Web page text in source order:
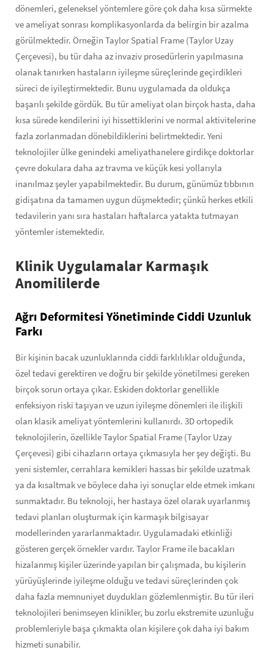
dönemleri, geleneksel yöntemlere göre çok daha kısa sürmekte
ve ameliyat sonrası komplikasyonlarda da belirgin bir azalma
görülmektedir. Örneğin Taylor Spatial Frame (Taylor Uzay
Çerçevesi), bu tür daha az invaziv prosedürlerin yapılmasına
olanak tanırken hastaların iyileşme süreçlerinde geçirdikleri
süreci de iyileştirmektedir. Bunu uygulamada da oldukça
başarılı şekilde gördük. Bu tür ameliyat olan birçok hasta, daha
kısa sürede kendilerini iyi hissettiklerini ve normal aktivitelerine
fazla zorlanmadan dönebildiklerini belirtmektedir. Yeni
teknolojiler ülke genindeki ameliyathanelere girdikçe doktorlar
çevre dokulara daha az travma ve küçük kesi yollarıyla
inanılmaz şeyler yapabilmektedir. Bu durum, günümüz tıbbının
gidişatına da tamamen uygun düşmektedir; çünkü herkes etkili
tedavilerin yanı sıra hastaları haftalarca yatakta tutmayan
yöntemler istemektedir.
Klinik Uygulamalar Karmaşık
Anomililerde
Ağrı Deformitesi Yönetiminde Ciddi Uzunluk
Farkı
Bir kişinin bacak uzunluklarında ciddi farklılıklar olduğunda,
özel tedavi gerektiren ve doğru bir şekilde yönetilmesi gereken
birçok sorun ortaya çıkar. Eskiden doktorlar genellikle
enfeksiyon riski taşıyan ve uzun iyileşme dönemleri ile ilişkili
olan klasik ameliyat yöntemlerini kullanırdı. 3D ortopedik
teknolojilerin, özellikle Taylor Spatial Frame (Taylor Uzay
Çerçevesi) gibi cihazların ortaya çıkmasıyla her şey değişti. Bu
yeni sistemler, cerrahlara kemikleri hassas bir şekilde uzatmak
ya da kısaltmak ve böylece daha iyi sonuçlar elde etmek imkanı
sunmaktadır. Bu teknoloji, her hastaya özel olarak uyarlanmış
tedavi planları oluşturmak için karmaşık bilgisayar
modellerinden yararlanmaktadır. Uygulamadaki etkinliği
gösteren gerçek örnekler vardır. Taylor Frame ile bacakları
hizalanmış kişiler üzerinde yapılan bir çalışmada, bu kişilerin
yürüyüşlerinde iyileşme olduğu ve tedavi süreçlerinden çok
daha fazla memnuniyet duydukları gözlemlenmiştir. Bu tür ileri
teknolojileri benimseyen klinikler, bu zorlu ekstremite uzunluğu
problemleriyle başa çıkmakta olan kişilere çok daha iyi bakım
hizmeti sunabilir.